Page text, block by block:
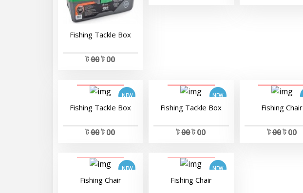
Fishing Tackle Box
ট00ট 00
Fishing Tackle Box
ট00ট 00
Fishing Tackle Box
ট00ট 00
Fishing Chair
ট00ট 00
Fishing Chair Fishing Chair